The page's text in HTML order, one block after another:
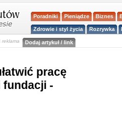
Poradniki Pieniądze Biznes
Zdrowie i styl życia Rozrywka
reklama Dodaj artykuł / link
pracę
fundacji -